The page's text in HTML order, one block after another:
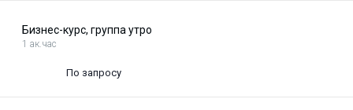
Бизнес-курс, группа утро
1 ак.час
По запросу